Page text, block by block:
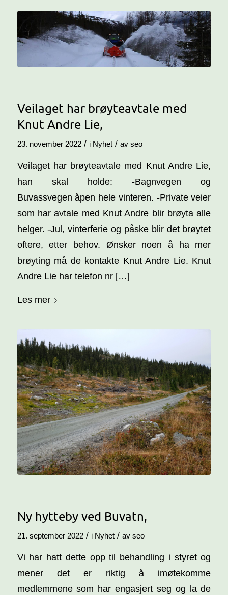
Veilaget har brøyteavtale med
Knut Andre Lie,
23. november 2022 / i Nyhet / av seo
Veilaget har brøyteavtale med Knut Andre Lie,
han skal holde: -Bagnvegen og
Buvassvegen åpen hele vinteren. -Private veier
som har avtale med Knut Andre blir brøyta alle
helger. -Jul, vinterferie og påske blir det brøytet
oftere, etter behov. Ønsker noen å ha mer
brøyting må de kontakte Knut Andre Lie. Knut
Andre Lie har telefon nr […]
Les mer
Ny hytteby ved Buvatn,
21. september 2022 / i Nyhet / av seo
Vi har hatt dette opp til behandling i styret og
mener det er riktig å imøtekomme
medlemmene som har engasjert seg og la de